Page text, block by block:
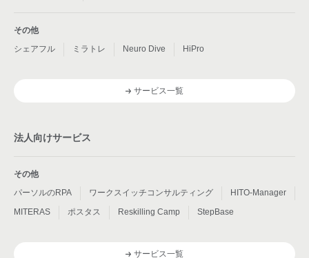
その他
シェアフル
ミラトレ Neuro Dive HiPro
サービス一覧
法人向けサービス
その他
パーソルのRPA
ワークスイッチコンサルティング
HITO-Manager
MITERAS
ポスタス Reskilling Camp StepBase
サービス一覧